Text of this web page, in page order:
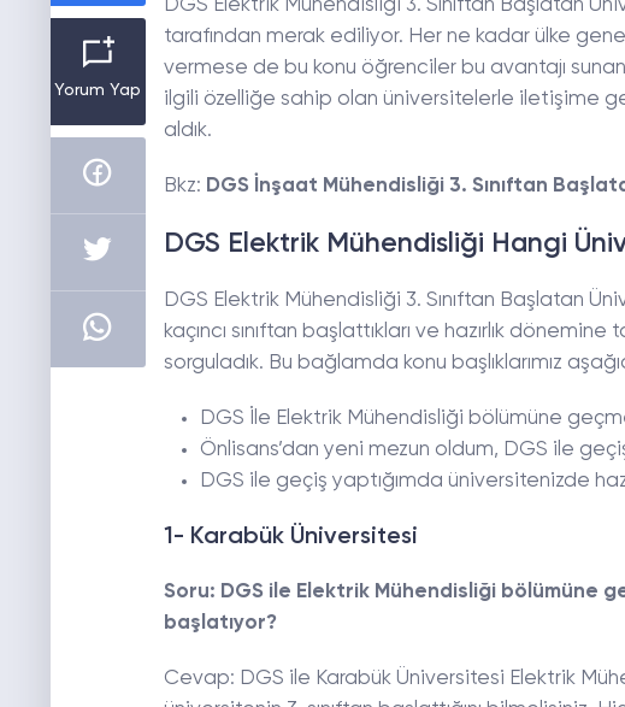
Yorum Yap
DGS Elektrik Mühendisliği 3. Sınıftan Başlatan
tarafından merak ediliyor. Her ne kadar ülke
vermese de bu konu öğrenciler bu avantajı
ilgili özelliğe sahip olan üniversitelerle iletişime
aldık.
Bkz: DGS İnşaat Mühendisliği 3. Sınıftan
DGS Elektrik Mühendisliği Hangi
DGS Elektrik Mühendisliği 3. Sınıftan Başlatan
kaçıncı sınıftan başlattıkları ve hazırlık
sorguladık. Bu bağlamda konu başlıklarımız
DGS İle Elektrik Mühendisliği bölümüne
Önlisans’dan yeni mezun oldum, DGS ile
DGS ile geçiş yaptığımda üniversitenizde
1- Karabük Üniversitesi
Soru: DGS ile Elektrik Mühendisliği bölümüne
başlatıyor?
Cevap: DGS ile Karabük Üniversitesi Elektrik